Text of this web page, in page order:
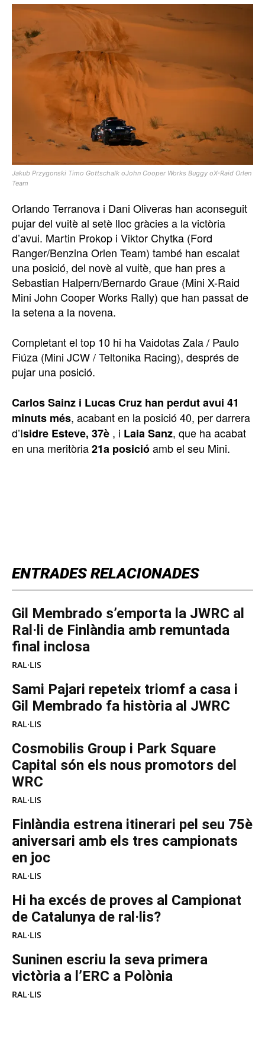
ENTRADES RELACIONADES
Gil Membrado s’emporta la JWRC al
Ral·li de Finlàndia amb remuntada
final inclosa
RAL·LIS
Sami Pajari repeteix triomf a casa i
Gil Membrado fa història al JWRC
RAL·LIS
Cosmobilis Group i Park Square
Capital són els nous promotors del
WRC
RAL·LIS
Finlàndia estrena itinerari pel seu 75è
aniversari amb els tres campionats
en joc
RAL·LIS
Hi ha excés de proves al Campionat
de Catalunya de ral·lis?
RAL·LIS
Suninen escriu la seva primera
victòria a l’ERC a Polònia
RAL·LIS
Jakub Przygonski Timo Gottschalk oJohn Cooper Works Buggy oX-Raid Orlen
Team
Orlando Terranova i Dani Oliveras han aconseguit
pujar del vuitè al setè lloc gràcies a la victòria
d’avui. Martin Prokop i Viktor Chytka (Ford
Ranger/Benzina Orlen Team) també han escalat
una posició, del novè al vuitè, que han pres a
Sebastian Halpern/Bernardo Graue (Mini X-Raid
Mini John Cooper Works Rally) que han passat de
la setena a la novena.
Completant el top 10 hi ha Vaidotas Zala / Paulo
Fiúza (Mini JCW / Teltonika Racing), després de
pujar una posició.
Carlos Sainz i Lucas Cruz han perdut avui 41
minuts més, acabant en la posició 40, per darrera
d’Isidre Esteve, 37è , i Laia Sanz, que ha acabat
en una meritòria21a posicióamb el seu Mini.